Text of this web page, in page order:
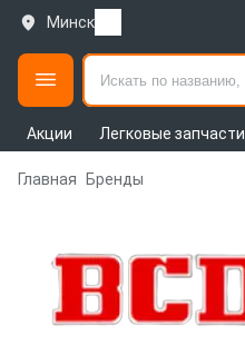
Минск
Акции Легковые запчасти
Главная Бренды